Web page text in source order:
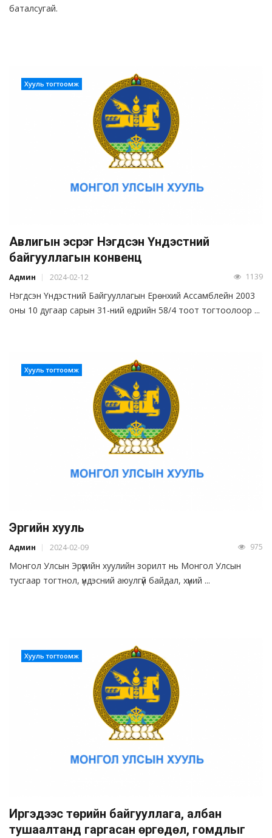
баталсугай.
Хууль тогтоомж
Авлигын эсрэг Нэгдсэн Үндэстний
байгууллагын конвенц
Админ 2024-02-12 1139
Нэгдсэн Үндэстний Байгууллагын Ерөнхий Ассамблейн 2003
оны 10 дугаар сарын 31-ний өдрийн 58/4 тоот тогтоолоор ...
Хууль тогтоомж
Эрүүгийн хууль
Админ 2024-02-09 975
Монгол Улсын Эрүүгийн хуулийн зорилт нь Монгол Улсын
тусгаар тогтнол, үндэсний аюулгүй байдал, хүний ...
Хууль тогтоомж
Иргэдээс төрийн байгууллага, албан
тушаалтанд гаргасан өргөдөл, гомдлыг